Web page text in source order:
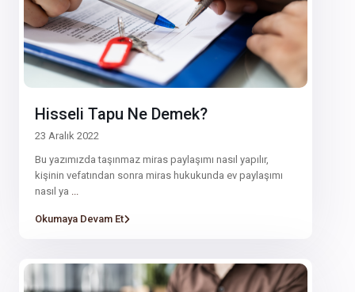
Hisseli Tapu Ne Demek?
23 Aralık 2022
Bu yazımızda taşınmaz miras paylaşımı nasıl yapılır,
kişinin vefatından sonra miras hukukunda ev paylaşımı
nasıl ya ...
Okumaya Devam Et